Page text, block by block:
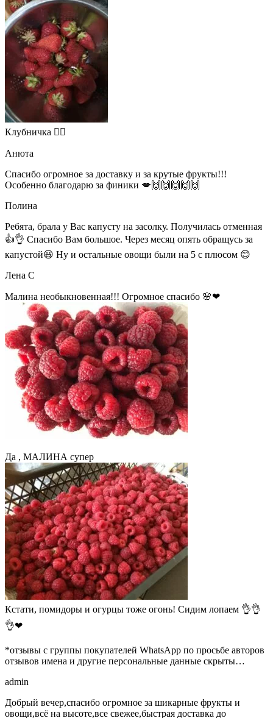
Клубничка 👍🏻
Анюта
Спасибо огромное за доставку и за крутые фрукты!!!
Особенно благодарю за финики 💋🙌🙌🙌🙌🙌
Полина
Ребята, брала у Вас капусту на засолку. Получилась отменная
👍👌 Спасибо Вам большое. Через месяц опять обращусь за
капустой😃 Ну и остальные овощи были на 5 с плюсом 😊
Лена С
Малина необыкновенная!!! Огромное спасибо 🌸❤
Да , МАЛИНА супер
Кстати, помидоры и огурцы тоже огонь! Сидим лопаем 👌👌
👌❤
*отзывы с группы покупателей WhatsApp по просьбе авторов
отзывов имена и другие персональные данные скрыты…
admin
Добрый вечер,спасибо огромное за шикарные фрукты и
овощи,всё на высоте,все свежее,быстрая доставка до